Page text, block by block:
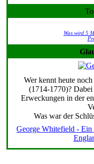
Was wird 5
Wer kennt heute
(1714-1770)?
Erweckungen in der
Was war der
George Whitefield -